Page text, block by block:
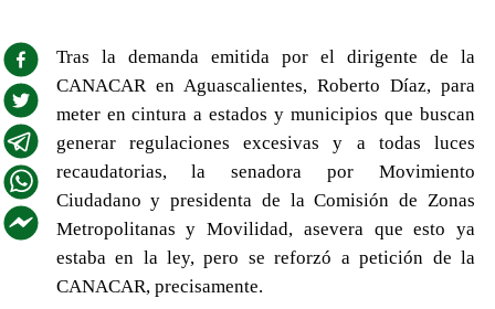
Tras la demanda emitida por el dirigente de la
CANACAR en Aguascalientes, Roberto Díaz, para
meter en cintura a estados y municipios que buscan
generar regulaciones excesivas y a todas luces
recaudatorias, la senadora por Movimiento
Ciudadano y presidenta de la Comisión de Zonas
Metropolitanas y Movilidad, asevera que esto ya
estaba en la ley, pero se reforzó a petición de la
CANACAR, precisamente.